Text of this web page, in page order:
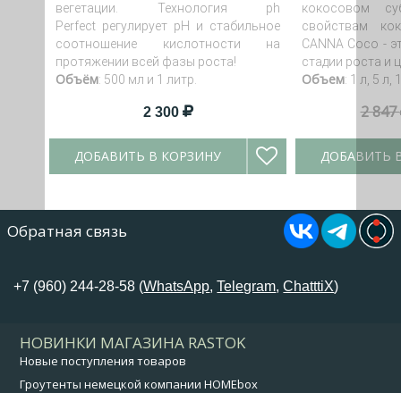
вегетации. Технология ph
Perfect регулирует рН и стабильное
соотношение кислотности на
протяжении всей фазы роста!
Объём: 500 мл и 1 литр.
2 300
ДОБАВИТЬ В КОРЗИНУ
кокосовом
свойствам
CANNA Coco -
стадии роста и
Объем: 1 л, 5 л,
2 847
ДОБАВИТЬ
Обратная связь
+7 (960) 244-28-58 (WhatsApp,Telegram,ChatttiX)
НОВИНКИ МАГАЗИНА RASTOK
Новые поступления товаров
Гроутенты немецкой компании HOMEbox